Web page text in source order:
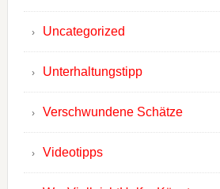
Uncategorized
Unterhaltungstipp
Verschwundene Schätze
Videotipps